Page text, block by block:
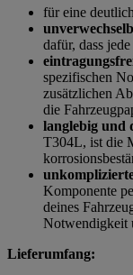
für eine
dafür, dass
spezifischen
zusätzlichen
die
langlebig und
T304L, ist die
Komponente
deines
Notwendigkeit
Lieferumfang: